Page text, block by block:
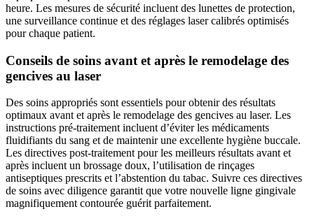
heure. Les mesures de sécurité incluent des lunettes de protection,
une surveillance continue et des réglages laser calibrés optimisés
pour chaque patient.
Conseils de soins avant et après le remodelage des
gencives au laser
Des soins appropriés sont essentiels pour obtenir des résultats
optimaux avant et après le remodelage des gencives au laser. Les
instructions pré-traitement incluent d’éviter les médicaments
fluidifiants du sang et de maintenir une excellente hygiène buccale.
Les directives post-traitement pour les meilleurs résultats avant et
après incluent un brossage doux, l’utilisation de rinçages
antiseptiques prescrits et l’abstention du tabac. Suivre ces directives
de soins avec diligence garantit que votre nouvelle ligne gingivale
magnifiquement contourée guérit parfaitement.